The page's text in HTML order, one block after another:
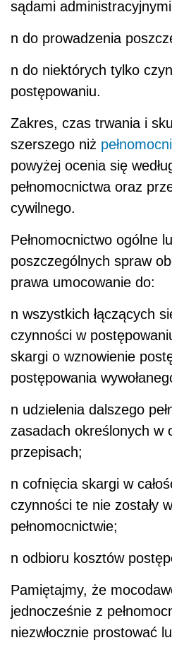
sądami
n do prowadzenia
n do niektórych tylko
postępowaniu.
Zakres, czas trwania i
szerszego niż
powyżej ocenia się
pełnomocnictwa oraz
cywilnego.
Pełnomocnictwo ogólne
poszczególnych spraw
prawa umocowanie do:
n wszystkich łączących
czynności w
skargi o wznowienie
postępowania
n udzielenia dalszego
zasadach określonych w
przepisach;
n cofnięcia skargi w
czynności te nie zostały
pełnomocnictwie;
n odbioru kosztów
Pamiętajmy, że
jednocześnie z
niezwłocznie prostować